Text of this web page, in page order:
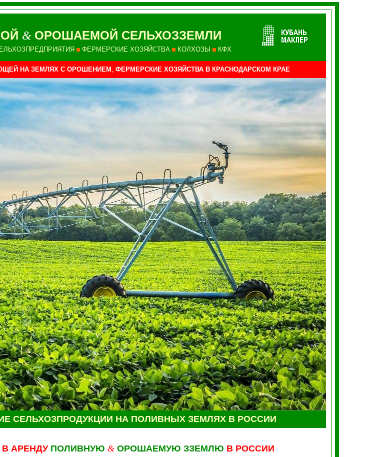
& ОРОШАЕМОЙ СЕЛЬХОЗЗЕМЛИ
ФЕРМЕРСКИЕ ХОЗЯЙСТВА КОЛХОЗЫ КФХ
НА ЗЕМЛЯХ С ОРОШЕНИЕМ , ФЕРМЕРСКИЕ ХОЗЯЙСТВА В КРАСНОДАРСКОМ КРАЕ
СЕЛЬХОЗПРОДУКЦИИ НА ПОЛИВНЫХ ЗЕМЛЯХ В РОССИИ
В АРЕНДУ ПОЛИВНУЮ & ОРОШАЕМУЮ ЗЗЕМЛЮ В РОССИИ